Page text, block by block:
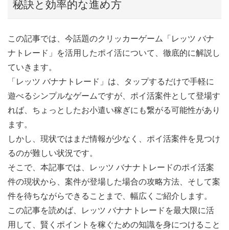
秘訣と効率的な進め方
この記事では、今話題のクリッカーゲーム「レッツ バナ
ナトレード」を活用したポイ活について、徹底的に解説し
ていきます。
「レッツ バナナトレード」は、タップするだけで手軽に
遊べるシンプルなゲームですが、ポイ活案件として登場す
れば、ちょっとしたお小遣い稼ぎにも繋がる可能性があり
ます。
しかし、現状ではまだ情報が少なく、ポイ活案件を見つけ
るのが難しい状況です。
そこで、本記事では、レッツ バナナトレードのポイ活案
件の現状から、案件が登場した場合の攻略方法、そして案
件を待ちながらできることまで、幅広くご紹介します。
この記事を読めば、レッツ バナナトレードを最大限に活
用して、賢くポイントを稼ぐための知識を身につけること